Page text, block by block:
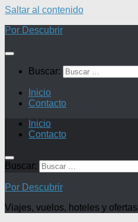
Saltar al contenido
Por Descubrir
Buscar:
Inicio
Contacto
Inicio
Contacto
Buscar:
Por Descubrir
Viajes, vuelos, hoteles y ofertas